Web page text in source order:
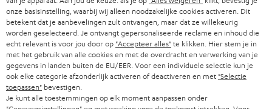
e
n
v
o
o
Categorieën
onze basisinstelling, waarbij wij alleen noodzakelijke cookies activeren. Dit
betekent dat je aanbevelingen zult ontvangen, maar dat ze willekeurig
worden geselecteerd. Je ontvangt gepersonaliseerde reclame en inhoud die
echt relevant is voor jou door op "Accepteer alles"te klikken. Hier stem je in
met het gebruik van alle cookies en met de overdracht en verwerking van je
gegevens in landen buiten de EU/EER. Voor een individuele selectie kun je
ook elke categorie afzonderlijk activeren of deactiveren en met "Selectie
toepassen" bevestigen.
Je kunt alle toestemmingen op elk moment aanpassen onder